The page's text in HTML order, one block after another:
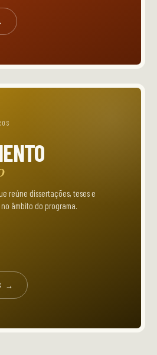
reúne dissertações, teses e
âmbito do programa.
→